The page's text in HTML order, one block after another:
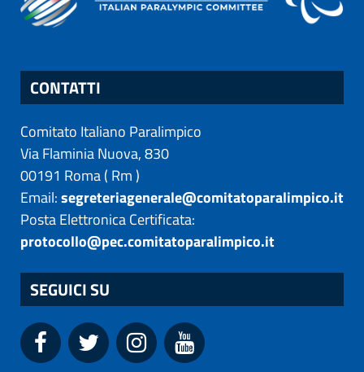
CONTATTI
Comitato Italiano Paralimpico
Via Flaminia Nuova, 830
00191 Roma( Rm)
Email:segreteriagenerale@comitatoparalimpico.it
Posta Elettronica Certificata:
protocollo@pec.comitatoparalimpico.it
SEGUICI SU